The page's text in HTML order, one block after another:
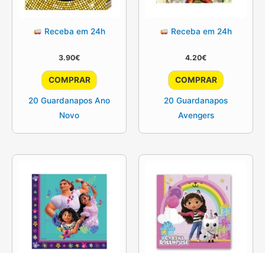
Receba em 24h
3.90€
COMPRAR
20 Guardanapos Ano
Novo
Receba em 24h
4.20€
COMPRAR
20 Guardanapos
Avengers